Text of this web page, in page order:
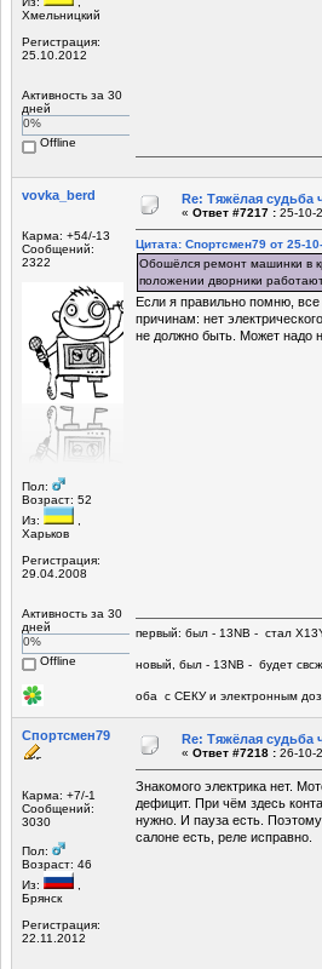
Хмельницкий
Регистрация:
25.10.2012
Активность за 30
дней
0%
Offline
vovka_berd
Карма: +54/-13
Сообщений:
2322
Пол:
Возраст: 52
Из:
Харьков
Регистрация:
29.04.2008
Активность за 30
дней
0%
Offline
Re: Тяжёлая судьба
« Ответ #7217 : 25-10-
Цитата: Спортсмен79 от 25-
Обошёлся ремонт машинки в
положении дворники
Если я правильно помню, все
причинам: нет
не должно быть. Может надо
первый: был - 13NB - стал
новый, был - 13NB - будет
оба с СЕКУ и электронным
Спортсмен79
Карма: +7/-1
Сообщений:
3030
Пол:
Возраст: 46
Из:
Брянск
Регистрация:
22.11.2012
Re: Тяжёлая судьба
« Ответ #7218 : 26-10-
Знакомого электрика нет.
дефицит. При чём здесь
нужно. И пауза есть.
салоне есть, реле исправно.